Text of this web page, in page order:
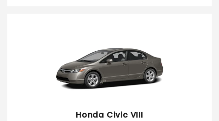
Honda Civic VIII